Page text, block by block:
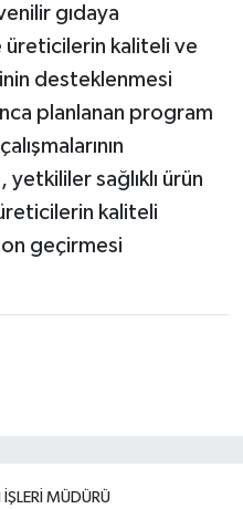
gıdaya
üreticilerin kaliteli ve
desteklenmesi
planlanan program
sağlıklı ürün
kaliteli
geçirmesi
MÜDÜRÜ